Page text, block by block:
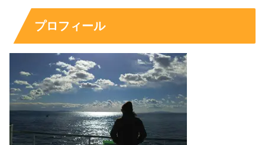
出典元：
プロフィール